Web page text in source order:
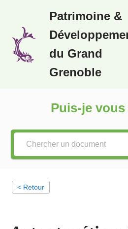
au
contenu
Patrimoine &
du Grand
Grenoble
Puis-je
< Retour